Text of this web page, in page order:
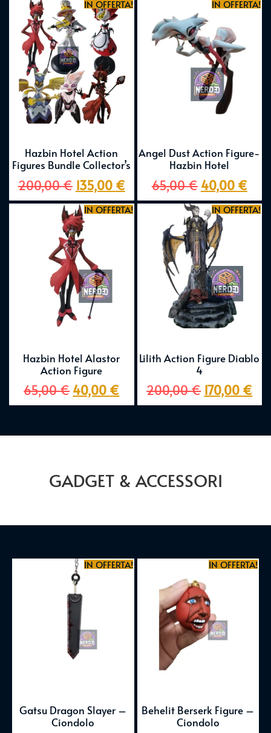
IN OFFERTA!
Hazbin Hotel Action
Figures Bundle Collector’s
200,00€ 135,00 €
IN OFFERTA!
Angel Dust Action Figure-
Hazbin Hotel
65,00€ 40,00 €
IN OFFERTA!
Hazbin Hotel Alastor
Action Figure
65,00€ 40,00 €
IN OFFERTA!
Lilith Action Figure Diablo
4
200,00€ 170,00 €
GADGET & ACCESSORI
IN OFFERTA!
Gatsu Dragon Slayer –
Ciondolo
IN OFFERTA!
Behelit Berserk Figure –
Ciondolo